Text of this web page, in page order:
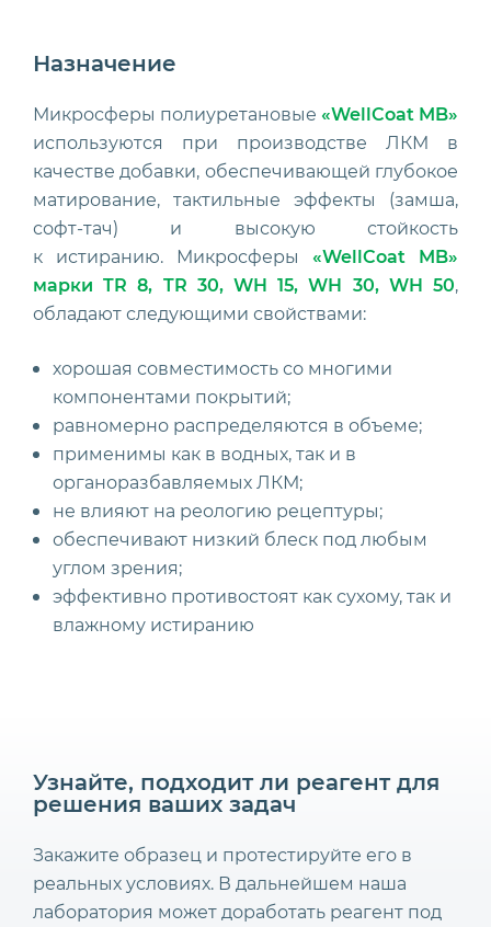
Назначение
Микросферы полиуретановые «WellCoat MB»
используются при производстве ЛКМ в
качестве добавки, обеспечивающей глубокое
матирование, тактильные эффекты (замша,
софт-тач) и высокую стойкость
к истиранию. Микросферы «WellCoat MB»
марки TR 8, TR 30, WH 15, WH 30, WH 50,
обладают следующими свойствами:
хорошая совместимость со многими
компонентами покрытий;
равномерно распределяются в объеме;
применимы как в водных, так и в
органоразбавляемых ЛКМ;
не влияют на реологию рецептуры;
обеспечивают низкий блеск под любым
углом зрения;
эффективно противостоят как сухому, так и
влажному истиранию
Узнайте, подходит ли реагент для
решения ваших задач
Закажите образец и протестируйте его в
реальных условиях. В дальнейшем наша
лаборатория может доработать реагент под